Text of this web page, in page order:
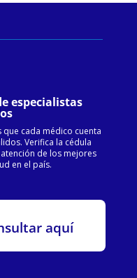
especialistas
cada médico cuenta
Verifica la cédula
de los mejores
en el país.
aquí